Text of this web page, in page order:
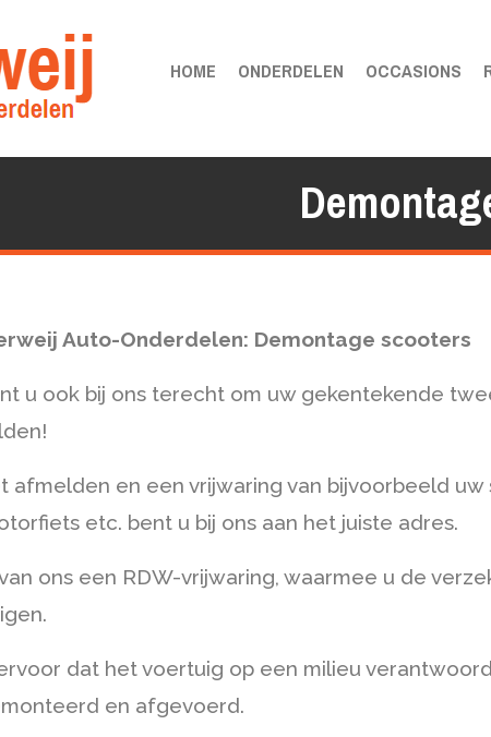
HOME ONDERDELEN OCCASIONS
Auto-Onderdelen: Demontage scooters
u ook bij ons terecht om uw gekentekende
afmelden en een vrijwaring van bijvoorbeeld uw
etc. bent u bij ons aan het juiste adres.
ons een RDW-vrijwaring, waarmee u de
dat het voertuig op een milieu
en afgevoerd.